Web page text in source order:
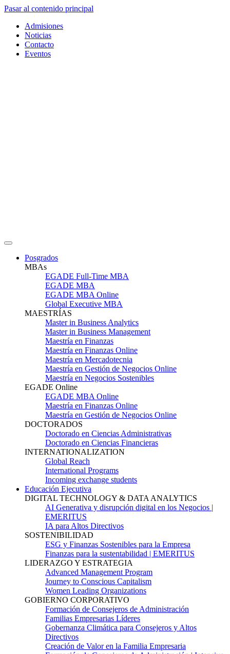
Pasar al contenido principal
Admisiones
Noticias
Contacto
Eventos
Posgrados
MBAs
EGADE Full-Time MBA
EGADE MBA
EGADE MBA Online
Global Executive MBA
MAESTRÍAS
Master in Business Analytics
Master in Business Management
Maestría en Finanzas
Maestría en Finanzas Online
Maestría en Mercadotecnia
Maestría en Gestión de Negocios Online
Maestría en Negocios Sostenibles
EGADE Online
EGADE MBA Online
Maestría en Finanzas Online
Maestría en Gestión de Negocios Online
DOCTORADOS
Doctorado en Ciencias Administrativas
Doctorado en Ciencias Financieras
INTERNATIONALIZATION
Global Reach
International Programs
Incoming exchange students
Educación Ejecutiva
DIGITAL TECHNOLOGY & DATA ANALYTICS
AI Generativa y disrupción digital en los Negocios |
EMERITUS
IA para Altos Directivos
SOSTENIBILIDAD
ESG y Finanzas Sostenibles para la Empresa
Finanzas para la sustentabilidad | EMERITUS
LIDERAZGO Y ESTRATEGIA
Advanced Management Program
Journey to Conscious Capitalism
Women Leading Organizations
GOBIERNO CORPORATIVO
Formación de Consejeros de Administración
Familias Empresarias Líderes
Gobernanza Climática para Consejeros y Altos
Directivos
Creación de Valor en la Familia Empresaria